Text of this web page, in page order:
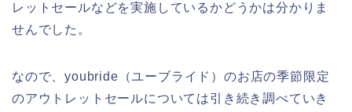
レットセールなどを実施しているかどうかは分かりま
せんでした。
なので、youbride（ユーブライド）のお店の季節限定
のアウトレットセールについては引き続き調べていき